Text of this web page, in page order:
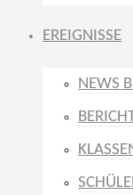
EREIGNISSE
NEWS